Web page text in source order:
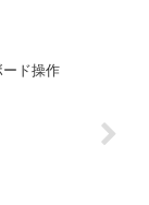
ド操作